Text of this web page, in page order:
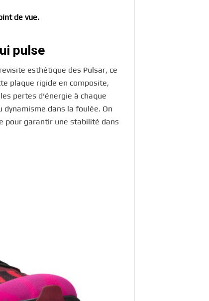
de vue.
pulse
esthétique des Pulsar, ce
plaque rigide en composite,
pertes d’énergie à chaque
dans la foulée. On
pour garantir une stabilité dans